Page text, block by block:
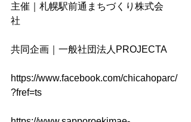
主催｜札幌駅前通まちづくり株式会
社
共同企画｜⼀般社団法⼈PROJECTA
https://www.facebook.com/chicahoparc/
?fref=ts